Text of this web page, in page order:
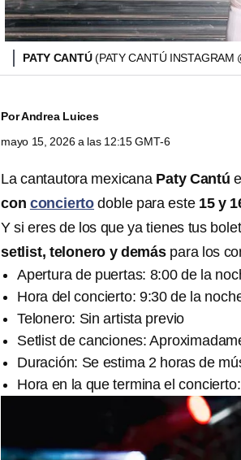
PATY CANTÚ(PATY CANTÚ INSTAGRAM
PorAndrea Luices
mayo 15, 2026 a las 12:15 GMT-6
La cantautora mexicanaPaty Cantú
con concierto doble para este15 y
Y si eres de los que ya tienes tus
setlist, telonero y demáspara los
Apertura de puertas: 8:00 de la
Hora del concierto: 9:30 de la
Telonero: Sin artista previo
Setlist de canciones:
Duración: Se estima 2 horas de
Hora en la que termina el